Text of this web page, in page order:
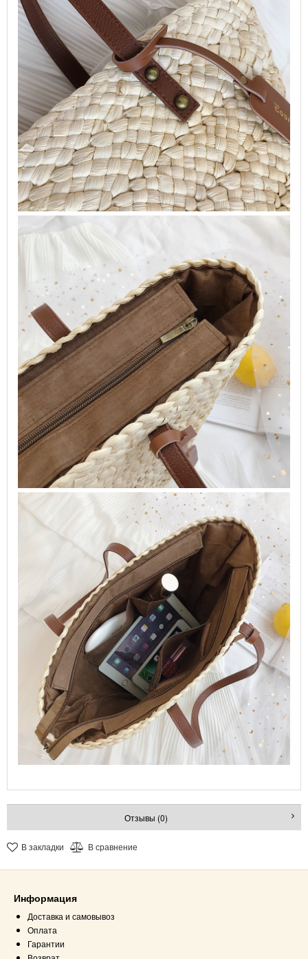
Отзывы (0)
В закладки В сравнение
Информация
Доставка и самовывоз
Оплата
Гарантии